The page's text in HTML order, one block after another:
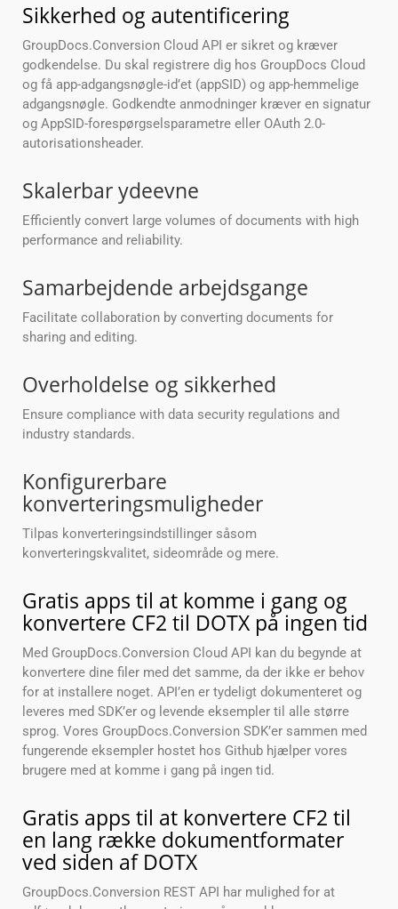
Sikkerhed og autentificering
GroupDocs.Conversion Cloud API er sikret og kræver
godkendelse. Du skal registrere dig hos GroupDocs Cloud
og få app-adgangsnøgle-id’et (appSID) og app-hemmelige
adgangsnøgle. Godkendte anmodninger kræver en signatur
og AppSID-forespørgselsparametre eller OAuth 2.0-
autorisationsheader.
Skalerbar ydeevne
Efficiently convert large volumes of documents with high
performance and reliability.
Samarbejdende arbejdsgange
Facilitate collaboration by converting documents for
sharing and editing.
Overholdelse og sikkerhed
Ensure compliance with data security regulations and
industry standards.
Konfigurerbare
konverteringsmuligheder
Tilpas konverteringsindstillinger såsom
konverteringskvalitet, sideområde og mere.
Gratis apps til at komme i gang og
konvertere CF2 til DOTX på ingen tid
Med GroupDocs.Conversion Cloud API kan du begynde at
konvertere dine filer med det samme, da der ikke er behov
for at installere noget. API’en er tydeligt dokumenteret og
leveres med SDK’er og levende eksempler til alle større
sprog. Vores GroupDocs.Conversion SDK’er sammen med
fungerende eksempler hostet hos Github hjælper vores
brugere med at komme i gang på ingen tid.
Gratis apps til at konvertere CF2 til
en lang række dokumentformater
ved siden af DOTX
GroupDocs.Conversion REST API har mulighed for at